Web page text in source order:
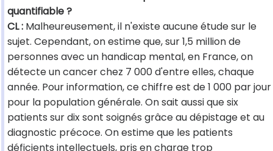
quantifiable ?
CL : Malheureusement, il n'existe aucune étude sur le
sujet. Cependant, on estime que, sur 1,5 million de
personnes avec un handicap mental, en France, on
détecte un cancer chez 7 000 d'entre elles, chaque
année. Pour information, ce chiffre est de 1 000 par jour
pour la population générale. On sait aussi que six
patients sur dix sont soignés grâce au dépistage et au
diagnostic précoce. On estime que les patients
déficients intellectuels, pris en charge trop